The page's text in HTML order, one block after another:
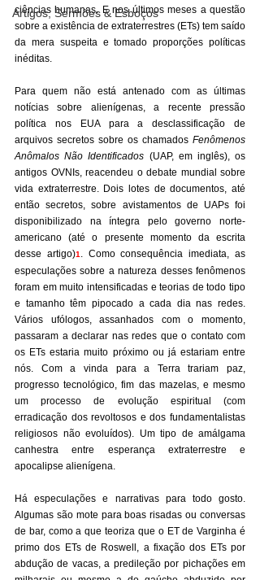
Artigos, Sermões & Esboços
ciências humanas. E nos últimos meses a questão
sobre a existência de extraterrestres (ETs) tem saído
da mera suspeita e tomado proporções políticas
inéditas.
Para quem não está antenado com as últimas
notícias sobre alienígenas, a recente pressão
política nos EUA para a desclassificação de
arquivos secretos sobre os chamados Fenômenos
Anômalos Não Identificados (UAP, em inglês), os
antigos OVNIs, reacendeu o debate mundial sobre
vida extraterrestre. Dois lotes de documentos, até
então secretos, sobre avistamentos de UAPs foi
disponibilizado na íntegra pelo governo norte-
americano (até o presente momento da escrita
desse artigo)1. Como consequência imediata, as
especulações sobre a natureza desses fenômenos
foram em muito intensificadas e teorias de todo tipo
e tamanho têm pipocado a cada dia nas redes.
Vários ufólogos, assanhados com o momento,
passaram a declarar nas redes que o contato com
os ETs estaria muito próximo ou já estariam entre
nós. Com a vinda para a Terra trariam paz,
progresso tecnológico, fim das mazelas, e mesmo
um processo de evolução espiritual (com
erradicação dos revoltosos e dos fundamentalistas
religiosos não evoluídos). Um tipo de amálgama
canhestra entre esperança extraterrestre e
apocalipse alienígena.
Há especulações e narrativas para todo gosto.
Algumas são mote para boas risadas ou conversas
de bar, como a que teoriza que o ET de Varginha é
primo dos ETs de Roswell, a fixação dos ETs por
abdução de vacas, a predileção por pichações em